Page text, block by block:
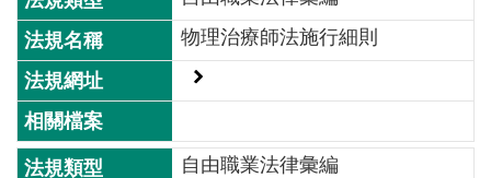
本
部
簡
介
主
題
物理治療師法施行細則
自由職業法律彙編